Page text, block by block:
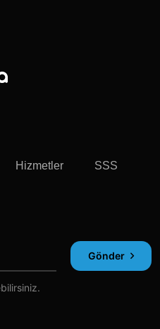
Hizmetler SSS
Gönder